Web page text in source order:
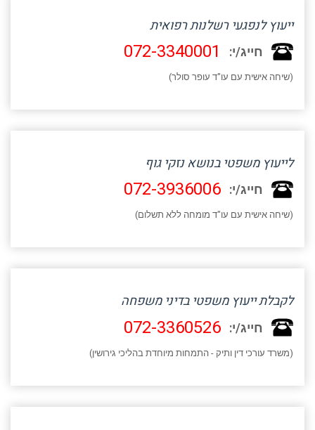
ייעוץ לנפגעי רשלנות רפואית
חייג/י: 072-3340001
(שיחה אישית עם עו"ד עופר סולר)
לייעוץ משפטי בנושא נזקי גוף
חייג/י: 072-3936006
(שיחה אישית עם עו"ד מומחה ללא תשלום)
לקבלת ייעוץ משפטי בדיני משפחה
חייג/י: 072-3360526
(משרד עורכי דין ותיק - התמחות מיוחדת בהליכי גירושין)